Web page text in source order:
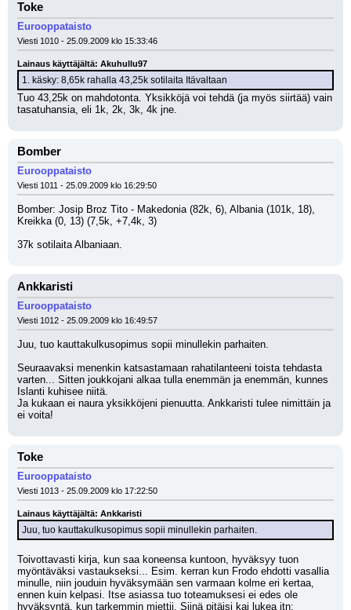
Toke
Eurooppataisto
Viesti 1010 - 25.09.2009 klo 15:33:46
Lainaus käyttäjältä: Akuhullu97
1. käsky: 8,65k rahalla 43,25k sotilaita Itävaltaan
Tuo 43,25k on mahdotonta. Yksikköjä voi tehdä (ja myös siirtää) vain
tasatuhansia, eli 1k, 2k, 3k, 4k jne.
Bomber
Eurooppataisto
Viesti 1011 - 25.09.2009 klo 16:29:50
Bomber: Josip Broz Tito - Makedonia (82k, 6), Albania (101k, 18),
Kreikka (0, 13) (7,5k, +7,4k, 3)
37k sotilaita Albaniaan.
Ankkaristi
Eurooppataisto
Viesti 1012 - 25.09.2009 klo 16:49:57
Juu, tuo kauttakulkusopimus sopii minullekin parhaiten.
Seuraavaksi menenkin katsastamaan rahatilanteeni toista tehdasta
varten... Sitten joukkojani alkaa tulla enemmän ja enemmän, kunnes
Islanti kuhisee niitä.
Ja kukaan ei naura yksikköjeni pienuutta. Ankkaristi tulee nimittäin ja
ei voita!
Toke
Eurooppataisto
Viesti 1013 - 25.09.2009 klo 17:22:50
Lainaus käyttäjältä: Ankkaristi
Juu, tuo kauttakulkusopimus sopii minullekin parhaiten.
Toivottavasti kirja, kun saa koneensa kuntoon, hyväksyy tuon
myöntäväksi vastaukseksi... Esim. kerran kun Frodo ehdotti vasallia
minulle, niin jouduin hyväksymään sen varmaan kolme eri kertaa,
ennen kuin kelpasi. Itse asiassa tuo toteamuksesi ei edes ole
hyväksyntä, kun tarkemmin miettii. Siinä pitäisi kai lukea jtn: